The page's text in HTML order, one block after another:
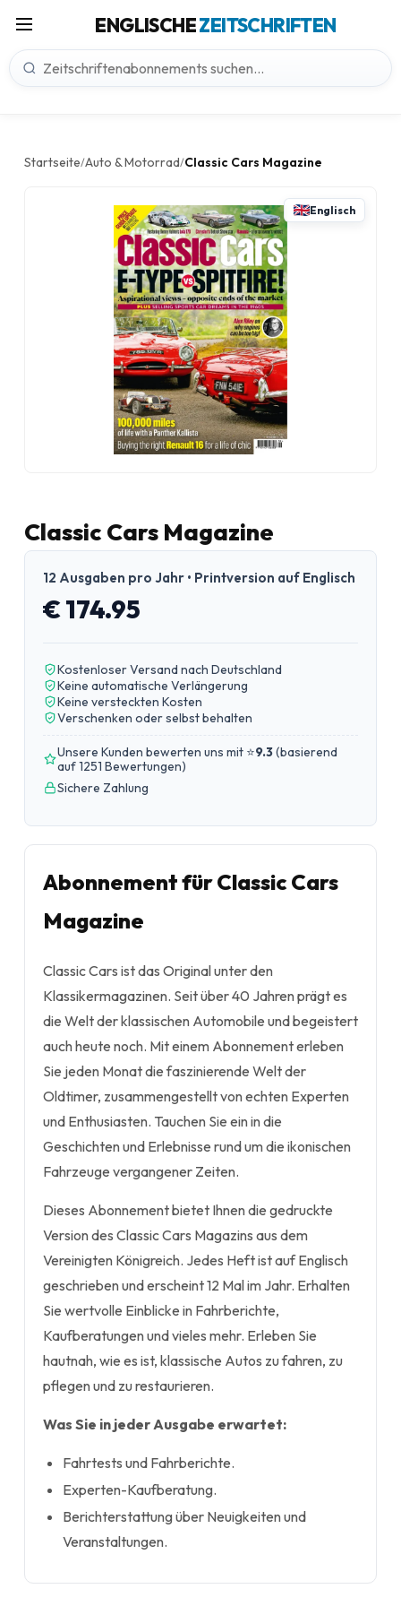
ENGLISCHEZEITSCHRIFTEN
Startseite/Auto & Motorrad/Classic Cars Magazine
Englisch
Classic Cars Magazine
12 Ausgaben pro Jahr • Printversion auf Englisch
€ 174.95
Kostenloser Versand nach Deutschland
Keine automatische Verlängerung
Keine versteckten Kosten
Verschenken oder selbst behalten
Unsere Kunden bewerten uns mit ⭐9.3(basierend
auf 1251 Bewertungen)
Sichere Zahlung
Abonnement für Classic Cars
Magazine
Classic Cars ist das Original unter den
Klassikermagazinen. Seit über 40 Jahren prägt es
die Welt der klassischen Automobile und begeistert
auch heute noch. Mit einem Abonnement erleben
Sie jeden Monat die faszinierende Welt der
Oldtimer, zusammengestellt von echten Experten
und Enthusiasten. Tauchen Sie ein in die
Geschichten und Erlebnisse rund um die ikonischen
Fahrzeuge vergangener Zeiten.
Dieses Abonnement bietet Ihnen die gedruckte
Version des Classic Cars Magazins aus dem
Vereinigten Königreich. Jedes Heft ist auf Englisch
geschrieben und erscheint 12 Mal im Jahr. Erhalten
Sie wertvolle Einblicke in Fahrberichte,
Kaufberatungen und vieles mehr. Erleben Sie
hautnah, wie es ist, klassische Autos zu fahren, zu
pflegen und zu restaurieren.
Was Sie in jeder Ausgabe erwartet:
Fahrtests und Fahrberichte.
Experten-Kaufberatung.
Berichterstattung über Neuigkeiten und
Veranstaltungen.